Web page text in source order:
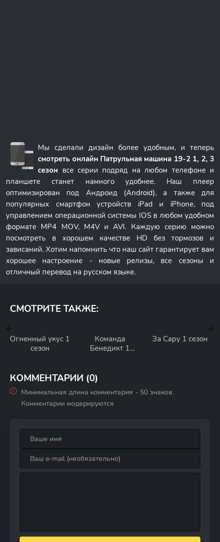
Мы сделали дизайн более удобным, и теперь
смотреть онлайн Патрульная машина 19-2 1, 2, 3
сезон все серии подряд на любом телефоне и
планшете станет намного удобнее. Наш плеер
оптимизирован под Андроид (Android), а также для
популярных смартфон устройств iPad и iPhone, под
управлением операционной системы IOS в любом удобном
формате MP4 MOV, M4V и AVI. Каждую серию можно
посмотреть в хорошем качестве HD без тормозов и
зависаний. Хотим напомнить что наш сайт гарантирует вам
хорошее настроение - новые релизы, все сезоны и
отличный перевод на русском языке.
СМОТРИТЕ ТАКЖЕ:
Огненный укус 1
сезон
Команда
Бенедикт 1
За Сару 1 сезон
КОММЕНТАРИИ (0)
Минимальная длина комментария - 50 знаков.
Комментарии модерируются